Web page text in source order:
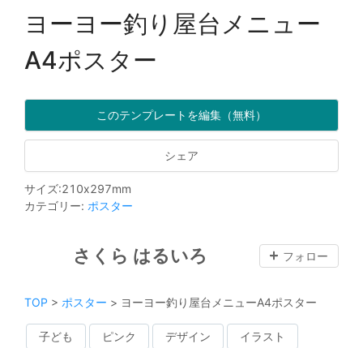
ヨーヨー釣り屋台メニュー
A4ポスター
このテンプレートを編集（無料）
シェア
サイズ:210x297mm
カテゴリー: ポスター
さくら はるいろ フォロー
TOP > ポスター > ヨーヨー釣り屋台メニューA4ポスター
子ども ピンク デザイン イラスト